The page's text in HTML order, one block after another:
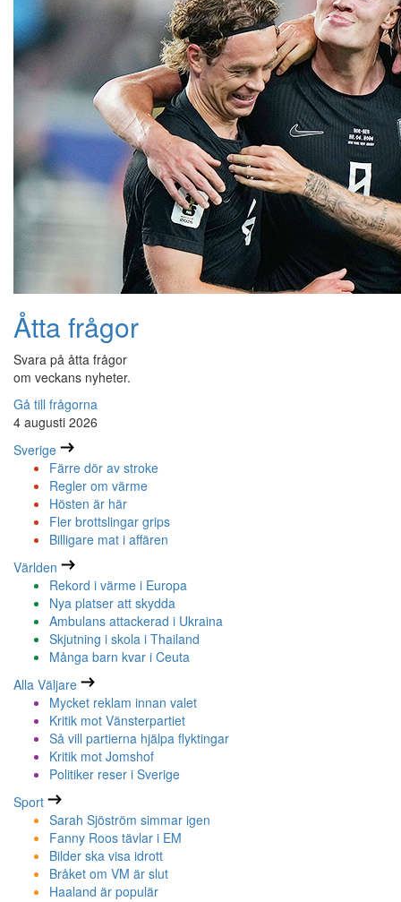
Åtta frågor
Svara på åtta frågor
om veckans nyheter.
Gå till frågorna
4 augusti 2026
Sverige
Färre dör av stroke
Regler om värme
Hösten är här
Fler brottslingar grips
Billigare mat i affären
Världen
Rekord i värme i Europa
Nya platser att skydda
Ambulans attackerad i Ukraina
Skjutning i skola i Thailand
Många barn kvar i Ceuta
Alla Väljare
Mycket reklam innan valet
Kritik mot Vänsterpartiet
Så vill partierna hjälpa flyktingar
Kritik mot Jomshof
Politiker reser i Sverige
Sport
Sarah Sjöström simmar igen
Fanny Roos tävlar i EM
Bilder ska visa idrott
Bråket om VM är slut
Haaland är populär